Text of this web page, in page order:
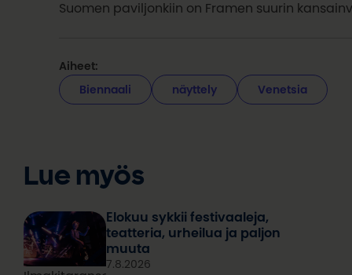
Suomen paviljonkiin on Framen suurin
Aiheet:
Biennaali näyttely Venetsia
Lue myös
Elokuu sykkii festivaaleja,
teatteria, urheilua ja paljon
muuta
7.8.2026